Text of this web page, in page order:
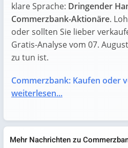
klare Sprache: Dringender
Commerzbank-Aktionäre.
oder sollten Sie lieber
Gratis-Analyse vom 07.
zu tun ist.
Commerzbank: Kaufen oder
weiterlesen...
Mehr Nachrichten zu